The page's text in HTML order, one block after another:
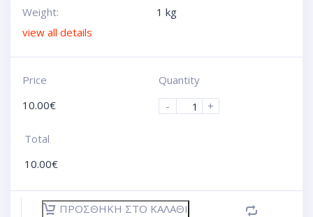
Weight:
1 kg
view all details
Price
10.00€
Quantity
-
+
Total
10.00€
ΠΡΟΣΘΉΚΗ ΣΤΟ ΚΑΛΆΘΙ